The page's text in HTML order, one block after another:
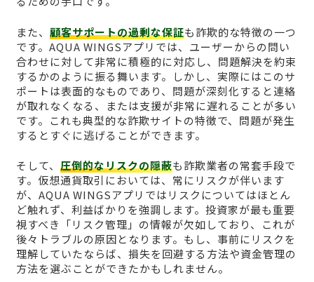
また、 顧客サポートの過剰な保証も詐欺的な特徴の一つ
です。AQUA WINGSアプリでは、ユーザーからの問い
合わせに対して非常に積極的に対応し、問題解決を約束
するかのように振る舞います。しかし、実際にはこのサ
ポートは表面的なものであり、問題が深刻化すると連絡
が取れなくなる、または支援が非常に遅れることが多い
です。これも典型的な詐欺サイトの特徴で、問題が発生
するとすぐに逃げることができます。
そして、 圧倒的なリスクの隠蔽も詐欺業者の常套手段で
す。仮想通貨取引においては、常にリスクが伴います
が、AQUA WINGSアプリではリスクについてはほとん
ど触れず、利益ばかりを強調します。投資家が最も重要
視すべき「リスク管理」の情報が欠如しており、これが
後々トラブルの原因となります。もし、事前にリスクを
理解していたならば、損失を回避する方法や資金管理の
方法を選ぶことができたかもしれません。